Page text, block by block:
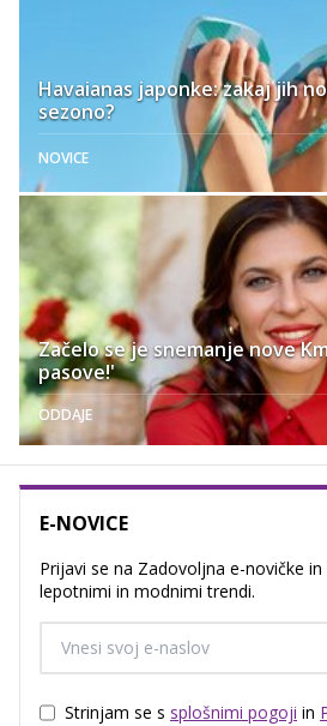
Havaianas japonke: zakaj jih
sezono?
NOVICE
Začelo se je snemanje nove
pasove!'
ODDAJE
E-NOVICE
Prijavi se na Zadovoljna e-novičke
lepotnimi in modnimi trendi.
Strinjam se s splošnimi pogoji in